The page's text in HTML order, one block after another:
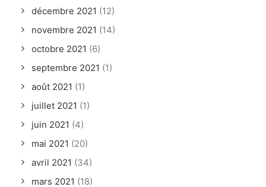
décembre 2021 (12)
novembre 2021 (14)
octobre 2021 (6)
septembre 2021 (1)
août 2021 (1)
juillet 2021 (1)
juin 2021 (4)
mai 2021 (20)
avril 2021 (34)
mars 2021 (18)